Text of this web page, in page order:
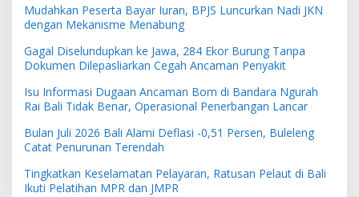
Mudahkan Peserta Bayar Iuran, BPJS Luncurkan Nadi JKN
dengan Mekanisme Menabung
Gagal Diselundupkan ke Jawa, 284 Ekor Burung Tanpa
Dokumen Dilepasliarkan Cegah Ancaman Penyakit
Isu Informasi Dugaan Ancaman Bom di Bandara Ngurah
Rai Bali Tidak Benar, Operasional Penerbangan Lancar
Bulan Juli 2026 Bali Alami Deflasi -0,51 Persen, Buleleng
Catat Penurunan Terendah
Tingkatkan Keselamatan Pelayaran, Ratusan Pelaut di Bali
Ikuti Pelatihan MPR dan JMPR